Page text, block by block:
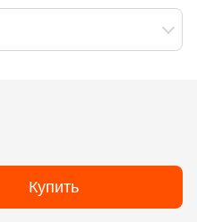
Купить